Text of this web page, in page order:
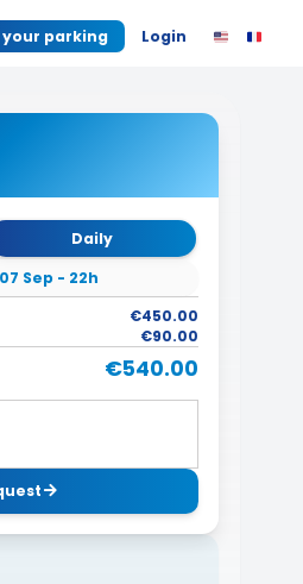
your parking Login
Daily
07 Sep - 22h
€450.00
€90.00
€540.00